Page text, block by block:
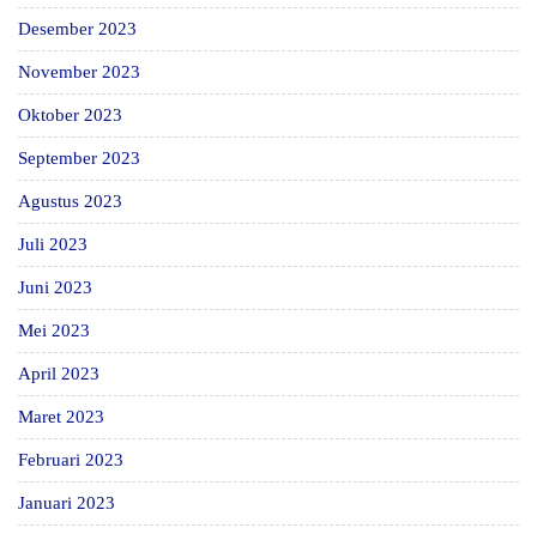
Desember 2023
November 2023
Oktober 2023
September 2023
Agustus 2023
Juli 2023
Juni 2023
Mei 2023
April 2023
Maret 2023
Februari 2023
Januari 2023